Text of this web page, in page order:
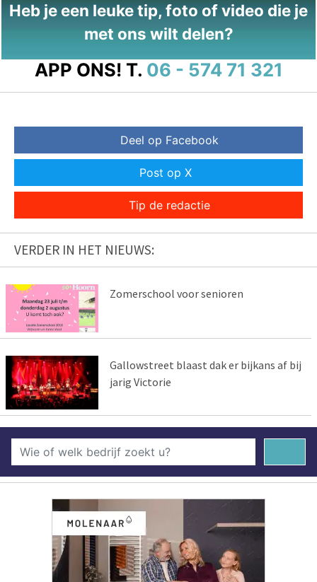
Heb je een leuke tip, foto of video die je
met ons wilt delen?
APP ONS! T. 06 - 574 71 321
Deel op Facebook
Post op X
Tip de redactie
VERDER IN HET NIEUWS:
Zomerschool voor senioren
Gallowstreet blaast dak er bijkans af bij
jarig Victorie